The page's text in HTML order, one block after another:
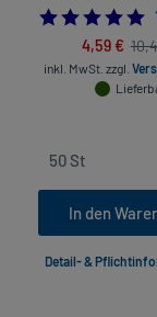
4,59 €
inkl. MwSt. zzgl.
In den
Detail- &